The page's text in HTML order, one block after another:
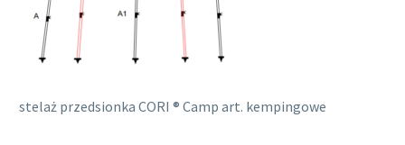
stelaż przedsionka CORI ® Camp art. kempingowe